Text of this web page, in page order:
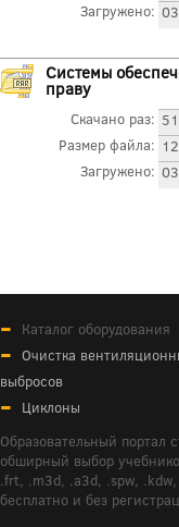
Загружено:
Системы
праву
Скачано раз: 51
Размер файла:
Загружено:
Каталог оборудования
Очистка
выбросов
Циклоны
Образовательный портал
обширный выбор
.frt, .m3d, .a3d, .spw,
бесплатно и без